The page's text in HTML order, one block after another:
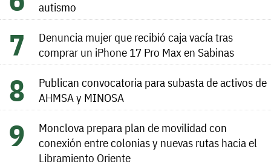
autismo
Denuncia mujer que recibió caja vacía tras
comprar un iPhone 17 Pro Max en Sabinas
Publican convocatoria para subasta de activos de
AHMSA y MINOSA
Monclova prepara plan de movilidad con
conexión entre colonias y nuevas rutas hacia el
Libramiento Oriente